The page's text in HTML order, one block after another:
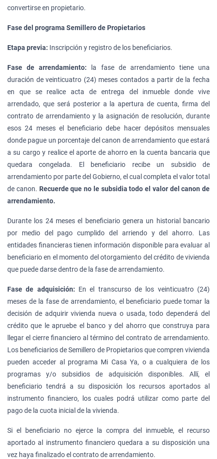
convertirse en propietario.
Fase del programa Semillero de Propietarios
Etapa previa: Inscripción y registro de los beneficiarios.
Fase de arrendamiento: la fase de arrendamiento tiene una
duración de veinticuatro (24) meses contados a partir de la fecha
en que se realice acta de entrega del inmueble donde vive
arrendado, que será posterior a la apertura de cuenta, firma del
contrato de arrendamiento y la asignación de resolución, durante
esos 24 meses el beneficiario debe hacer depósitos mensuales
donde pague un porcentaje del canon de arrendamiento que estará
a su cargo y realice el aporte de ahorro en la cuenta bancaria que
quedara congelada. El beneficiario recibe un subsidio de
arrendamiento por parte del Gobierno, el cual completa el valor total
de canon. Recuerde que no le subsidia todo el valor del canon de
arrendamiento.
Durante los 24 meses el beneficiario genera un historial bancario
por medio del pago cumplido del arriendo y del ahorro. Las
entidades financieras tienen información disponible para evaluar al
beneficiario en el momento del otorgamiento del crédito de vivienda
que puede darse dentro de la fase de arrendamiento.
Fase de adquisición: En el transcurso de los veinticuatro (24)
meses de la fase de arrendamiento, el beneficiario puede tomar la
decisión de adquirir vivienda nueva o usada, todo dependerá del
crédito que le apruebe el banco y del ahorro que construya para
llegar el cierre financiero al término del contrato de arrendamiento.
Los beneficiarios de Semillero de Propietarios que compren vivienda
pueden acceder al programa Mi Casa Ya, o a cualquiera de los
programas y/o subsidios de adquisición disponibles. Allí, el
beneficiario tendrá a su disposición los recursos aportados al
instrumento financiero, los cuales podrá utilizar como parte del
pago de la cuota inicial de la vivienda.
Si el beneficiario no ejerce la compra del inmueble, el recurso
aportado al instrumento financiero quedara a su disposición una
vez haya finalizado el contrato de arrendamiento.